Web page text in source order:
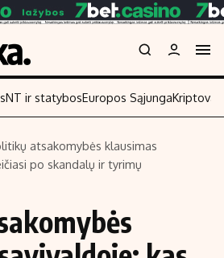
Skaitykite
Įmonės
Žemės ūkis
NT ir statybosEuropos Sąjunga
atsakomybės klausimas
po skandalų ir tyrimų